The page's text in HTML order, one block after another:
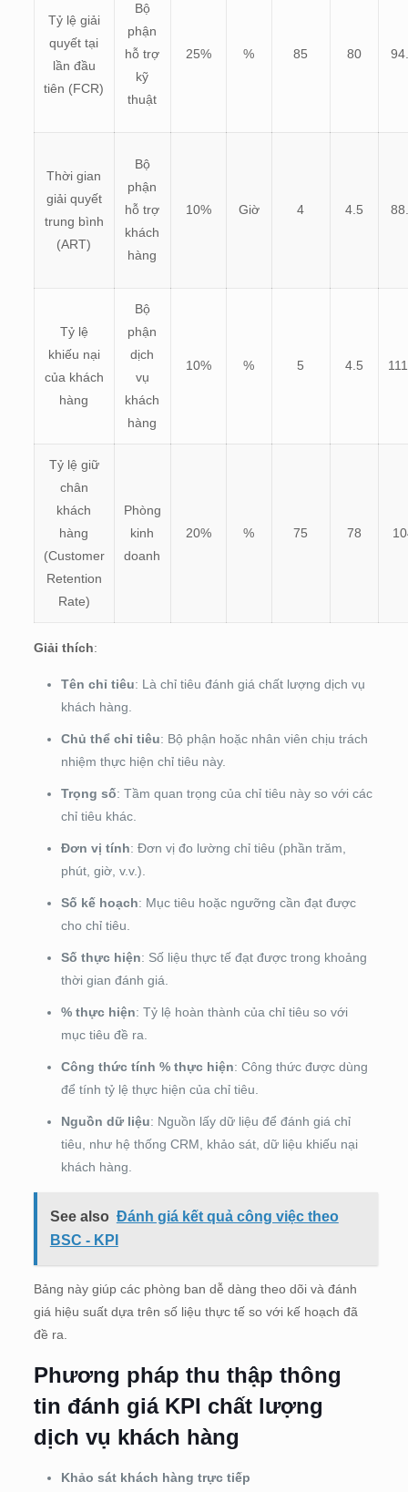
Tỷ lệ giải
quyết tại
lần đầu
tiên (FCR)
Bộ
phận
hỗ trợ
kỹ
thuật
25% % 85 80
Thời gian
giải quyết
trung bình
(ART)
Bộ
phận
hỗ trợ
khách
hàng
10% Giờ 4 4.5
Tỷ lệ
khiếu nại
của khách
hàng
Bộ
phận
dịch
vụ
khách
hàng
10% % 5 4.5
Tỷ lệ giữ
chân
khách
hàng
(Customer
Retention
Rate)
Phòng
kinh
doanh
20% % 75 78
Giải thích:
Tên chỉ tiêu: Là chỉ tiêu đánh giá chất lượng dịch vụ
khách hàng.
Chủ thể chỉ tiêu: Bộ phận hoặc nhân viên chịu trách
nhiệm thực hiện chỉ tiêu này.
Trọng số: Tầm quan trọng của chỉ tiêu này so với các
chỉ tiêu khác.
Đơn vị tính: Đơn vị đo lường chỉ tiêu (phần trăm,
phút, giờ, v.v.).
Số kế hoạch: Mục tiêu hoặc ngưỡng cần đạt được
cho chỉ tiêu.
Số thực hiện: Số liệu thực tế đạt được trong khoảng
thời gian đánh giá.
% thực hiện: Tỷ lệ hoàn thành của chỉ tiêu so với
mục tiêu đề ra.
Công thức tính % thực hiện: Công thức được dùng
để tính tỷ lệ thực hiện của chỉ tiêu.
Nguồn dữ liệu: Nguồn lấy dữ liệu để đánh giá chỉ
tiêu, như hệ thống CRM, khảo sát, dữ liệu khiếu nại
khách hàng.
See also Đánh giá kết quả công việc theo
BSC - KPI
Bảng này giúp các phòng ban dễ dàng theo dõi và đánh
giá hiệu suất dựa trên số liệu thực tế so với kế hoạch đã
đề ra.
Phương pháp thu thập thông
tin đánh giá KPI chất lượng
dịch vụ khách hàng
Khảo sát khách hàng trực tiếp